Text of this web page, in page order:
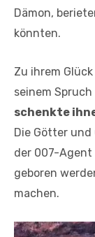
Dämon,
könnten.
Zu ihrem
seinem
schenkte
Die Götter und
der 007-Agent
geboren
machen.